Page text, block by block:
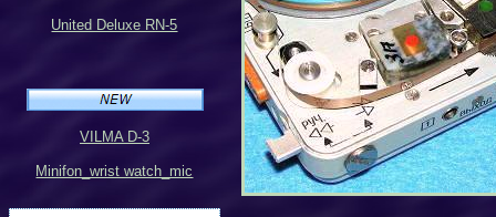
United Deluxe RN-5
VILMA D-3
Minifon_wrist watch_mic